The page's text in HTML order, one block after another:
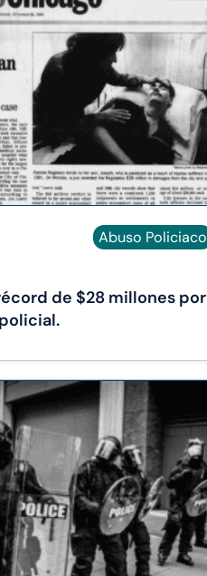
Abuso Policiaco
de $28 millones por